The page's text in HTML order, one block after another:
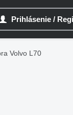
Prihlásenie /
Volvo L70